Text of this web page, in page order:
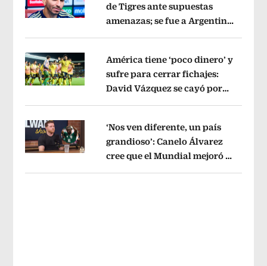
Opens in new window
de Tigres ante supuestas
amenazas; se fue a Argentina
Opens in new window
América tiene ‘poco dinero’ y
sufre para cerrar fichajes:
David Vázquez se cayó por
Opens in new window
‘Nos ven diferente, un país
grandioso’: Canelo Álvarez
cree que el Mundial mejoró la